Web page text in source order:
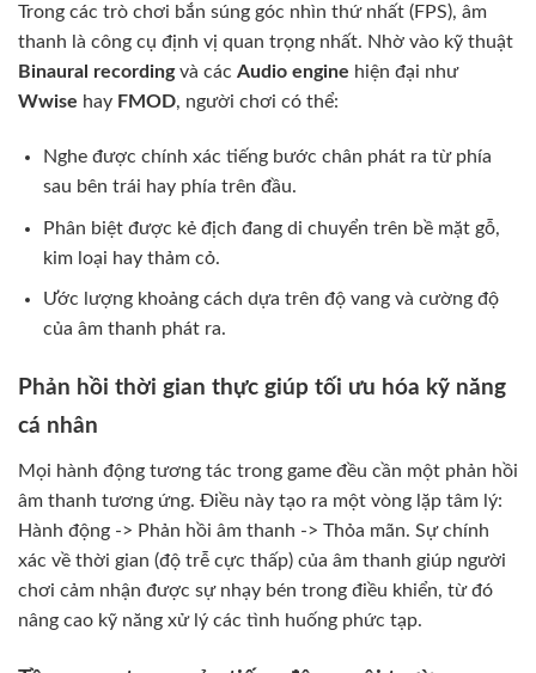
Trong các trò chơi bắn súng góc nhìn thứ nhất (FPS), âm
thanh là công cụ định vị quan trọng nhất. Nhờ vào kỹ thuật
Binaural recordingvà các Audio engine hiện đại như
Wwise hay FMOD, người chơi có thể:
Nghe được chính xác tiếng bước chân phát ra từ phía
sau bên trái hay phía trên đầu.
Phân biệt được kẻ địch đang di chuyển trên bề mặt gỗ,
kim loại hay thảm cỏ.
Ước lượng khoảng cách dựa trên độ vang và cường độ
của âm thanh phát ra.
Phản hồi thời gian thực giúp tối ưu hóa kỹ năng
cá nhân
Mọi hành động tương tác trong game đều cần một phản hồi
âm thanh tương ứng. Điều này tạo ra một vòng lặp tâm lý:
Hành động -> Phản hồi âm thanh -> Thỏa mãn. Sự chính
xác về thời gian (độ trễ cực thấp) của âm thanh giúp người
chơi cảm nhận được sự nhạy bén trong điều khiển, từ đó
nâng cao kỹ năng xử lý các tình huống phức tạp.